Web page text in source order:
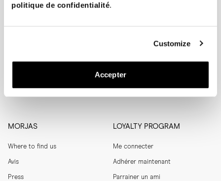
politique de confidentialité.
Customize
Accepter
SHOP
Femme
HELP
Suivi de commande
Effectuer un retour
Guide des tailles
MORJAS
Where to find us
Avis
Press
LOYALTY PROGRAM
Me connecter
Adhérer maintenant
Parrainer un ami